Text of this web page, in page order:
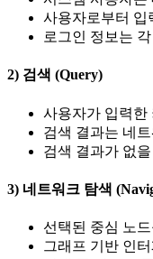
사용자로부터 입
로그인 정보는
2) 검색 (Query)
사용자가 입력한
검색 결과는 네
검색 결과가 없
3) 네트워크 탐색
선택된 중심 노
그래프 기반 인